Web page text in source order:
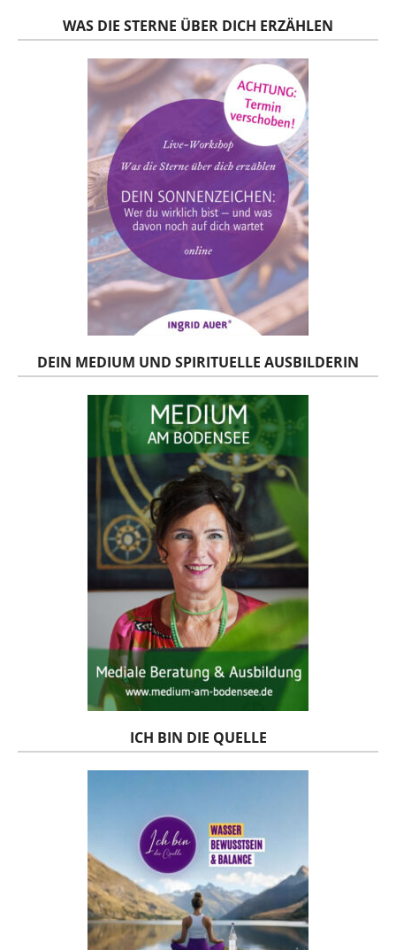
WAS DIE STERNE ÜBER DICH ERZÄHLEN
DEIN MEDIUM UND SPIRITUELLE AUSBILDERIN
ICH BIN DIE QUELLE